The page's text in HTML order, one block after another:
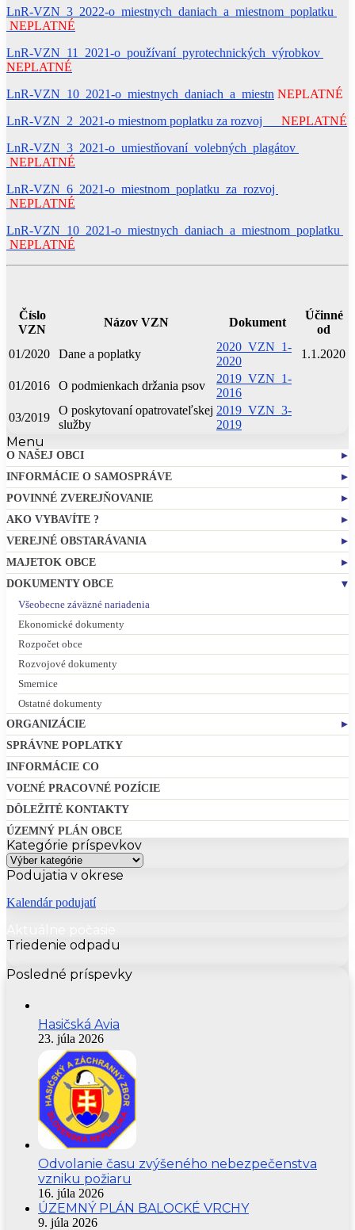
LnR-VZN_3_2022-o_miestnych_daniach_a_miestnom_poplatku
NEPLATNÉ
LnR-VZN_11_2021-o_používaní_pyrotechnických_výrobkov
NEPLATNÉ
LnR-VZN_10_2021-o_miestnych_daniach_a_miestn NEPLATNÉ
LnR-VZN_2_2021-o miestnom poplatku za rozvoj NEPLATNÉ
LnR-VZN_3_2021-o_umiestňovaní_volebných_plagátov
NEPLATNÉ
LnR-VZN_6_2021-o_miestnom_poplatku_za_rozvoj
NEPLATNÉ
LnR-VZN_10_2021-o_miestnych_daniach_a_miestnom_poplatku
NEPLATNÉ
Číslo
VZN
Názov VZN Dokument
Účinné
od
01/2020
Dane a poplatky
2020_VZN_1-
2020
1.1.2020
01/2016 O podmienkach držania psov
2019_VZN_1-
2016
03/2019
O poskytovaní opatrovateľskej
služby
2019_VZN_3-
2019
Menu
O NAŠEJ OBCI
Základné informácie
Profil obce
História obce
Obecné symboly
Kultúra
INFORMÁCIE O SAMOSPRÁVE
Obecný úrad
Starosta obce
Zamestnanci obce
Hlavný kontrolór
Kompetencie obce
Organizačná štruktúra
Obecní poslanci a komisie
Zasadnutia OcZ
POVINNÉ ZVEREJŇOVANIE
Zmluvy
Faktúry
Objednávky
AKO VYBAVÍTE ?
Stavebný poriadok
Výrub drevín
Dane a poplatky
Evidencia obyvateľov
Overovanie dokumentov
Sťažnosti a žiadosti
Sociálna pomoc
Elektronické služby
VEREJNÉ OBSTARÁVANIA
Súhrnné správy
Profil verejného obstarávateľa
MAJETOK OBCE
Zásady hospodárenia s majetkom
Predaj a nájom majetku z dôvodov hodných osobitného zreteľa
DOKUMENTY OBCE
Všeobecne záväzné nariadenia
Ekonomické dokumenty
Rozpočet obce
Rozvojové dokumenty
Smernice
Ostatné dokumenty
ORGANIZÁCIE
Cirkev
SPRÁVNE POPLATKY
INFORMÁCIE CO
VOĽNÉ PRACOVNÉ POZÍCIE
DÔLEŽITÉ KONTAKTY
ÚZEMNÝ PLÁN OBCE
Kategórie príspevkov
Kategórie
príspevkov
Podujatia v okrese
Kalendár podujatí
Triedenie odpadu
Posledné príspevky
Hasičská Avia
23. júla 2026
Odvolanie času zvýšeného nebezpečenstva
vzniku požiaru
16. júla 2026
ÚZEMNÝ PLÁN BALOCKÉ VRCHY
9. júla 2026